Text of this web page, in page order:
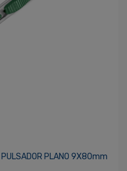
PULSADOR PLANO 9X80mm